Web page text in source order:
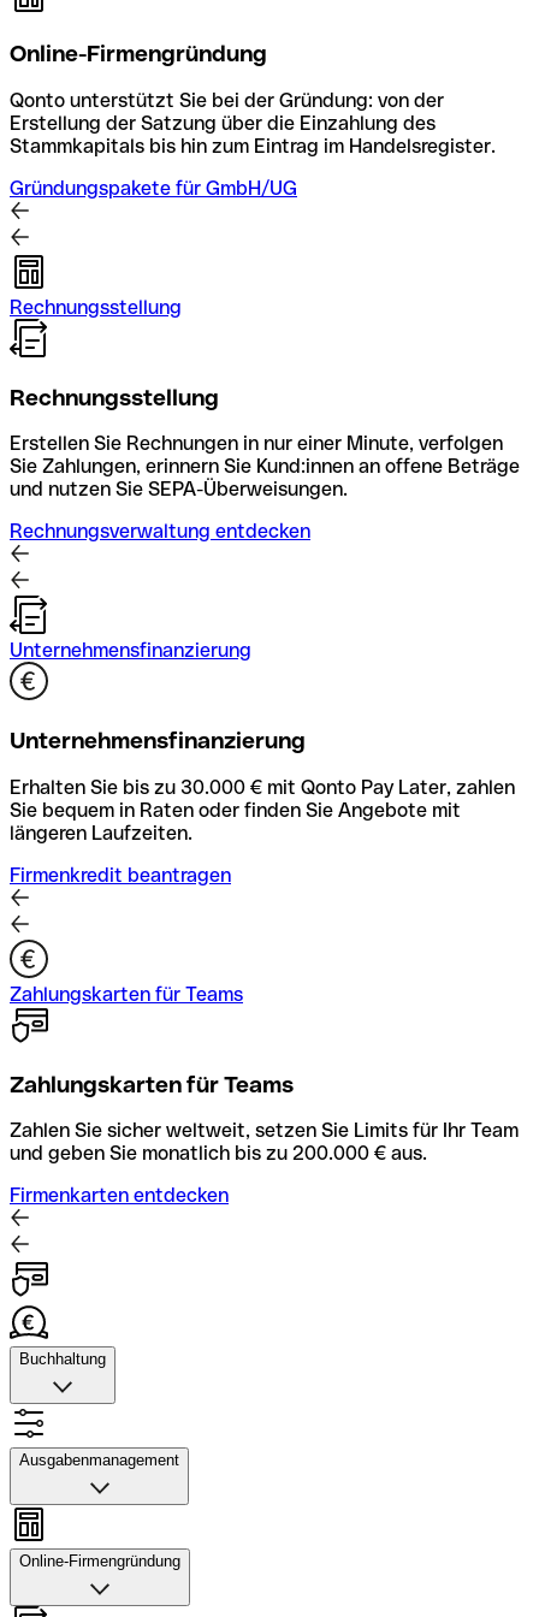
Online-Firmengründung
Qonto unterstützt Sie bei der Gründung: von der
Erstellung der Satzung über die Einzahlung des
Stammkapitals bis hin zum Eintrag im Handelsregister.
Gründungspakete für GmbH/UG
Rechnungsstellung
Rechnungsstellung
Erstellen Sie Rechnungen in nur einer Minute, verfolgen
Sie Zahlungen, erinnern Sie Kund:innen an offene Beträge
und nutzen Sie SEPA-Überweisungen.
Rechnungsverwaltung entdecken
Unternehmensfinanzierung
Unternehmensfinanzierung
Erhalten Sie bis zu 30.000 € mit Qonto Pay Later, zahlen
Sie bequem in Raten oder finden Sie Angebote mit
längeren Laufzeiten.
Firmenkredit beantragen
Zahlungskarten für Teams
Zahlungskarten für Teams
Zahlen Sie sicher weltweit, setzen Sie Limits für Ihr Team
und geben Sie monatlich bis zu 200.000 € aus.
Firmenkarten entdecken
Buchhaltung
Buchhaltung
Scannen Sie Belege und laden Sie sie in Qonto hoch.
Rechnungsabläufe können Sie automatisieren und mit
dem Buchhaltungstool schneller abstimmen.
Konto mit Buchhaltung entdecken
Ausgabenmanagement
Ausgabenmanagement
Genehmigungen einrichten, Ausgaben verfolgen, Budgets
und Kartenlimits zuweisen sowie Überweisungen und
Daten exportieren – alles in einer Anwendung.
Online-Firmengründung